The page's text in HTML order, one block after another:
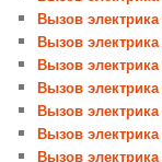
Вызов
Вызов
Вызов
Вызов
Вызов
Вызов
Вызов